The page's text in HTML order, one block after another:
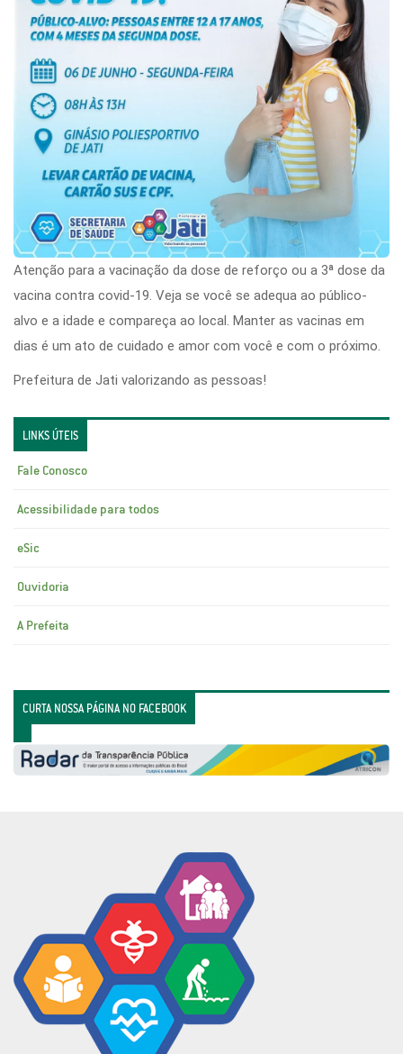
Atenção para a vacinação da dose de reforço ou a 3ª dose da
vacina contra covid-19. Veja se você se adequa ao público-
alvo e a idade e compareça ao local. Manter as vacinas em
dias é um ato de cuidado e amor com você e com o próximo.
Prefeitura de Jati valorizando as pessoas!
LINKS ÚTEIS
Fale Conosco
Acessibilidade para todos
eSic
Ouvidoria
A Prefeita
CURTA NOSSA PÁGINA NO FACEBOOK